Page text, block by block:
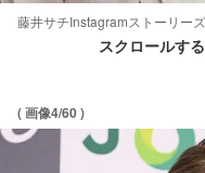
藤井サチInstagramストーリー
スクロールす
( 画像4/60 )